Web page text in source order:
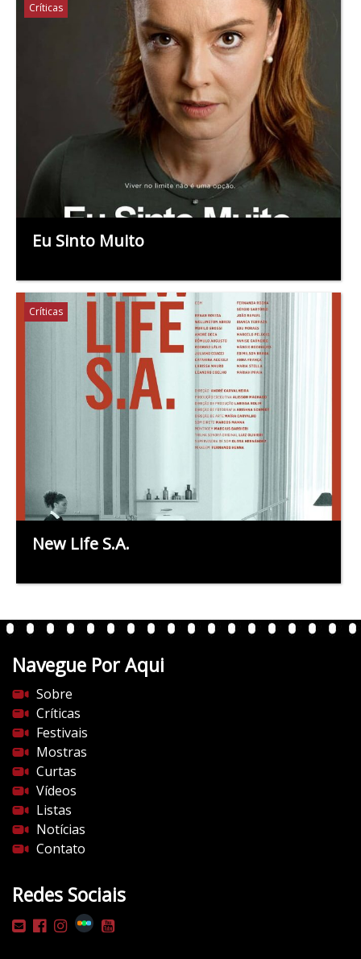
Críticas
Eu Sinto Muito
Críticas
New Life S.A.
Navegue Por Aqui
Sobre
Críticas
Festivais
Mostras
Curtas
Vídeos
Listas
Notícias
Contato
Redes Sociais